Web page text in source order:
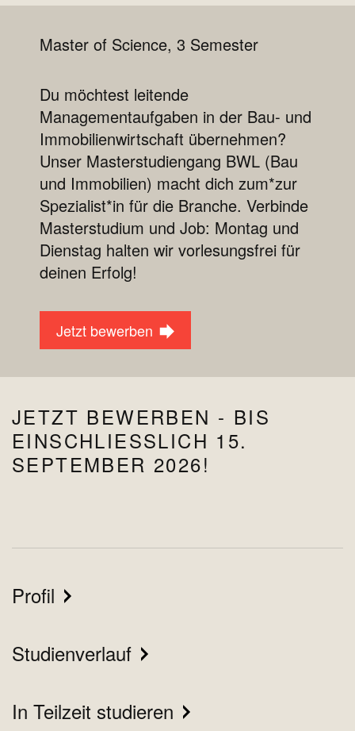
Master of Science, 3 Semester
Du möchtest leitende
Managementaufgaben in der Bau- und
Immobilienwirtschaft übernehmen?
Unser Masterstudiengang BWL (Bau
und Immobilien) macht dich zum*zur
Spezialist*in für die Branche. Verbinde
Masterstudium und Job: Montag und
Dienstag halten wir vorlesungsfrei für
deinen Erfolg!
Jetzt bewerben
JETZT BEWERBEN - BIS
EINSCHLIESSLICH 15. S
EPTEMBER 2026!
Profil
Studienverlauf
In Teilzeit studieren